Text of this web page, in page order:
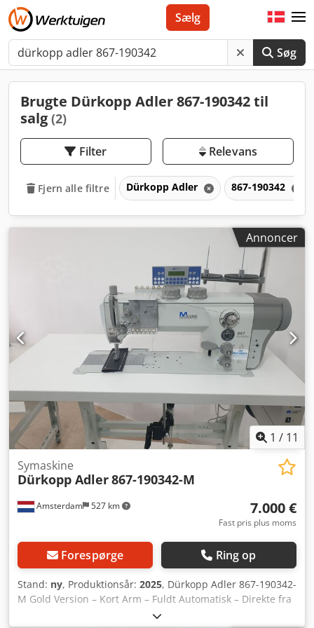
Søg
Sælg
Brugte Dürkopp Adler 867-190342 til
salg (2)
Filter Relevans
Fjern alle filtre Dürkopp Adler 867-190342
Annoncer
1 / 11
Amsterdam 527 km
Symaskine
Dürkopp Adler867-190342-M
7.000 €
Fast pris plus moms
Forespørge Ring op
Stand: ny, Produktionsår: 2025, Dürkopp Adler 867-190342-
M Gold Version – Kort Arm – Fuldt Automatisk – Direkte fra
Lager – €7.000 ekskl. moms Til salg: Splinterny Dürkopp